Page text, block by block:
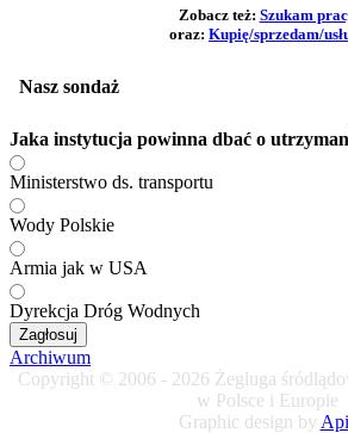
Zatrudnie marynarzy i sternikow z
Subkategoria:
Za granicą
Autor:gość
KAPITAN A
Zatrudnię Kapitana A na barkę 82m
SCANIA 2025r ...
Kategoria:Dam pracę
Autor:gość
KAPITAN A
Zatrudnię Kapitana na barkę 80m.
do je...
★ ★ ★
Zobacz też: Szukam
oraz: Kupię/sprzedam/
Nasz sondaż
Jaka instytucja powinna dbać o
Ministerstwo ds. transportu
Wody Polskie
Armia jak w USA
Dyrekcja Dróg Wodnych
Zagłosuj
Archiwum
Copyright © 2006 - 2026 Żegluga
w Polsce i Europie
Graphic design by